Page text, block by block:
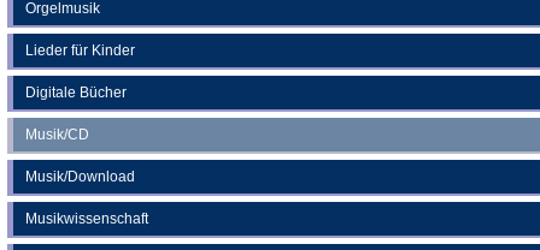
Orgelmusik
Lieder für Kinder
Digitale Bücher
Musik/CD
Musik/Download
Musikwissenschaft